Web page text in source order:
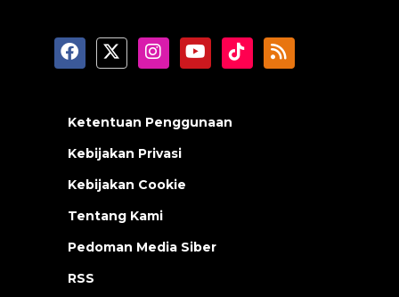
Ketentuan Penggunaan
Kebijakan Privasi
Kebijakan Cookie
Tentang Kami
Pedoman Media Siber
RSS